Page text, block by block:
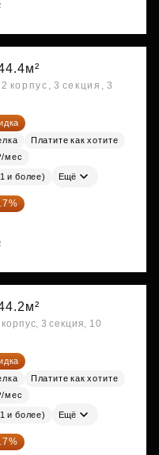
корпус, 3 секция, 3
Платите как хотите
мес
и более) Ещё
3 секция, 10
Платите как хотите
мес
и более) Ещё